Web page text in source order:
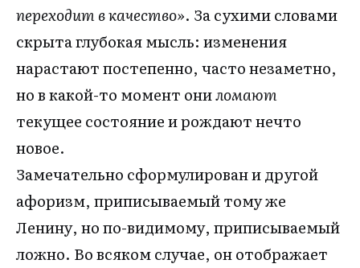
переходит в качество». За сухими словами
скрыта глубокая мысль: изменения
нарастают постепенно, часто незаметно,
но в какой-то момент ониломают
текущее состояние и рождают нечто
новое.
Замечательно сформулирован и другой
афоризм, приписываемый тому же
Ленину, но по-видимому, приписываемый
ложно. Во всяком случае, он отображает